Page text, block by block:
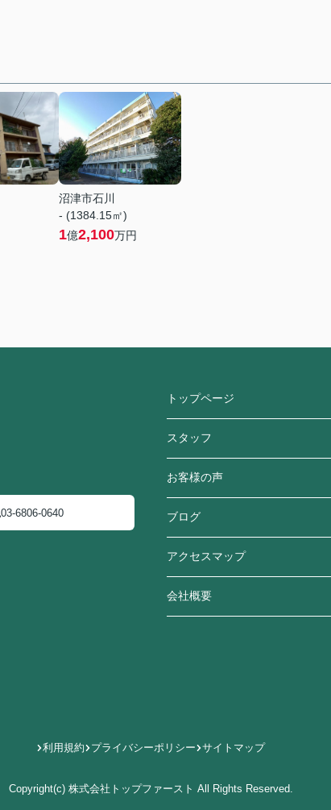
沼津市石川
- (1384.15㎡)
1億2,100万円
03-6806-0640
トップページ
スタッフ
お客様の声
ブログ
アクセスマップ
会社概要
利用規約 プライバシーポリシー サイトマップ
Copyright(c) 株式会社トップファースト All Rights Reserved.